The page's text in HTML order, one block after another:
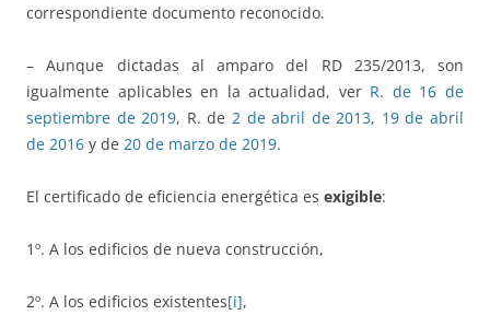
correspondiente documento reconocido.
– Aunque dictadas al amparo del RD 235/2013, son
igualmente aplicables en la actualidad, ver R. de 16 de
septiembre de 2019, R. de 2 de abril de 2013, 19 de abril
de 2016 y de 20 de marzo de 2019.
El certificado de eficiencia energética es exigible:
1º. A los edificios de nueva construcción,
2º. A los edificios existentes[i],